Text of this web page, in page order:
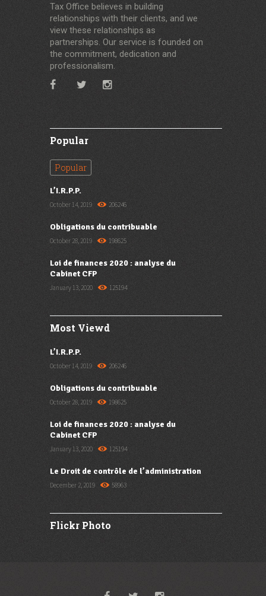
Tax Office believes in building
relationships with their clients, and we
view these relationships as
partnerships. Our service is founded on
the commitment, dedication and
professionalism.
Popular
Popular
L’I.R.P.P.
October 14, 2019 206246
Obligations du contribuable
October 28, 2019 198625
Loi de finances 2020 : analyse du
Cabinet CFP
January 13, 2020 125194
Most Viewd
L’I.R.P.P.
October 14, 2019 206246
Obligations du contribuable
October 28, 2019 198625
Loi de finances 2020 : analyse du
Cabinet CFP
January 13, 2020 125194
Le Droit de contrôle de l’administration
December 2, 2019 58963
Flickr Photo